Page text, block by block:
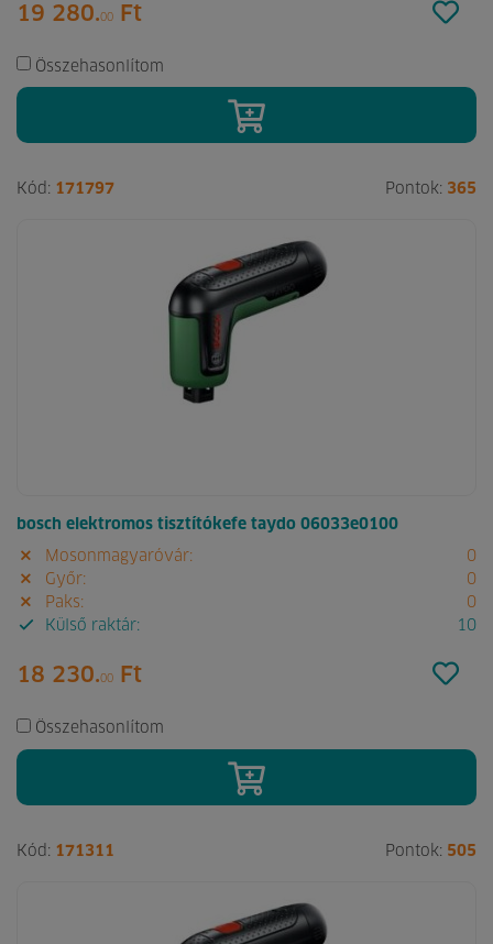
19 280.00 Ft
Összehasonlítom
Kód: 171797 Pontok: 365
bosch elektromos tisztítókefe taydo 06033e0100
Mosonmagyaróvár:
0
Győr:
0
Paks:
0
Külső raktár:
10
18 230.00 Ft
Összehasonlítom
Kód: 171311 Pontok: 505